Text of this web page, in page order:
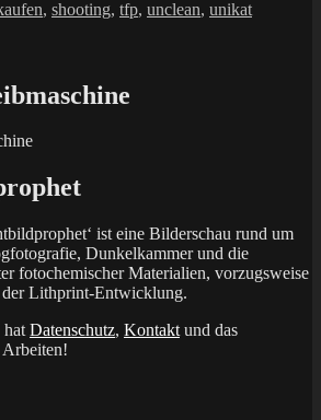
, shooting, tfp, unclean, unikat
ist eine Bilderschau rund um
Dunkelkammer und die
fotochemischer Materialien, vorzugsweise
Lithprint-Entwicklung.
hat Datenschutz, Kontakt und das
Arbeiten!